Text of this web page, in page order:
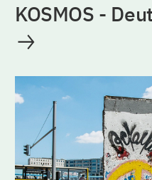
KOSMOS -